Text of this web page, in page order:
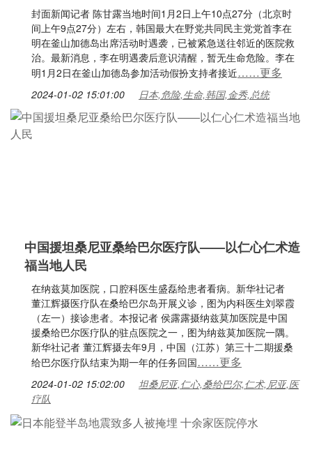
封面新闻记者 陈甘露当地时间1月2日上午10点27分（北京时
间上午9点27分）左右，韩国最大在野党共同民主党党首李在
明在釜山加德岛出席活动时遇袭，已被紧急送往邻近的医院救
治。最新消息，李在明遇袭后意识清醒，暂无生命危险。李在
明1月2日在釜山加德岛参加活动假扮支持者接近……更多
2024-01-02 15:01:00 日本,危险,生命,韩国,金秀,总统
中国援坦桑尼亚桑给巴尔医疗队——以仁心仁术造
福当地人民
在纳兹莫加医院，口腔科医生盛磊给患者看病。新华社记者
董江辉摄医疗队在桑给巴尔岛开展义诊，图为内科医生刘翠霞
（左一）接诊患者。本报记者 侯露露摄纳兹莫加医院是中国
援桑给巴尔医疗队的驻点医院之一，图为纳兹莫加医院一隅。
新华社记者 董江辉摄去年9月，中国（江苏）第三十二期援桑
给巴尔医疗队结束为期一年的任务回国……更多
2024-01-02 15:02:00
坦桑尼亚,仁心,桑给巴尔,仁术,尼亚,医
疗队